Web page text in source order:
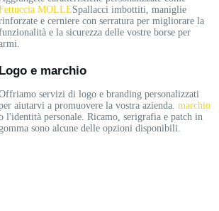
MOLLESpallacci imbottiti, maniglie
e cerniere con serratura per migliorare la
e la sicurezza delle vostre borse per
Logo e marchio
servizi di logo e branding personalizzati
aiutarvi a promuovere la vostra azienda. marchio
l'identità personale. Ricamo, serigrafia e patch in
gomma sono alcune delle opzioni disponibili.